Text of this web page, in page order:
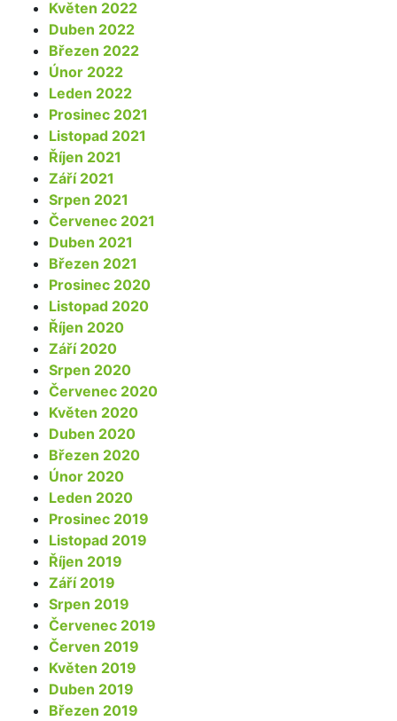
Květen 2022
Duben 2022
Březen 2022
Únor 2022
Leden 2022
Prosinec 2021
Listopad 2021
Říjen 2021
Září 2021
Srpen 2021
Červenec 2021
Duben 2021
Březen 2021
Prosinec 2020
Listopad 2020
Říjen 2020
Září 2020
Srpen 2020
Červenec 2020
Květen 2020
Duben 2020
Březen 2020
Únor 2020
Leden 2020
Prosinec 2019
Listopad 2019
Říjen 2019
Září 2019
Srpen 2019
Červenec 2019
Červen 2019
Květen 2019
Duben 2019
Březen 2019